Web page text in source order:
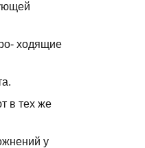
ходящие
в тех же
у